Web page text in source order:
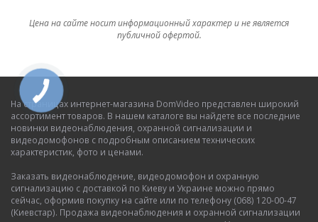
Цена на сайте носит информационный характер и не является
публичной офертой.
На страницах интернет-магазина DomVideo представлен широкий
ассортимент товаров. В нашем каталоге вы найдете все последние
новинки видеонаблюдения, охранной сигнализации и
видеодомофонов с подробным описанием технических
характеристик, фото и ценами.
Заказать видеонаблюдение, видеодомофон и охранную
сигнализацию с доставкой по Киеву и Украине можно прямо
сейчас, оформив покупку на сайте или по телефону (068) 120-00-47
(Киевстар). Продажа видеонаблюдения и охранной сигнализации